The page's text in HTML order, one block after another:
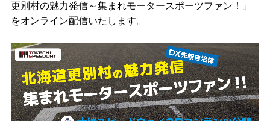
更別村の魅力発信～集まれモータースポーツファン！」
をオンライン配信いたします。